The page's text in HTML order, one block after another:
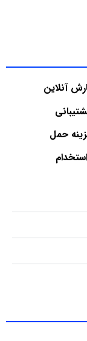
آنلاین
حمل
استخدام